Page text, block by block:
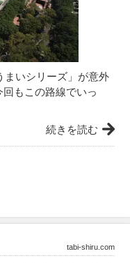
いシリーズ」が意外
もこの路線でいっ
続きを読む
tabi-shiru.com